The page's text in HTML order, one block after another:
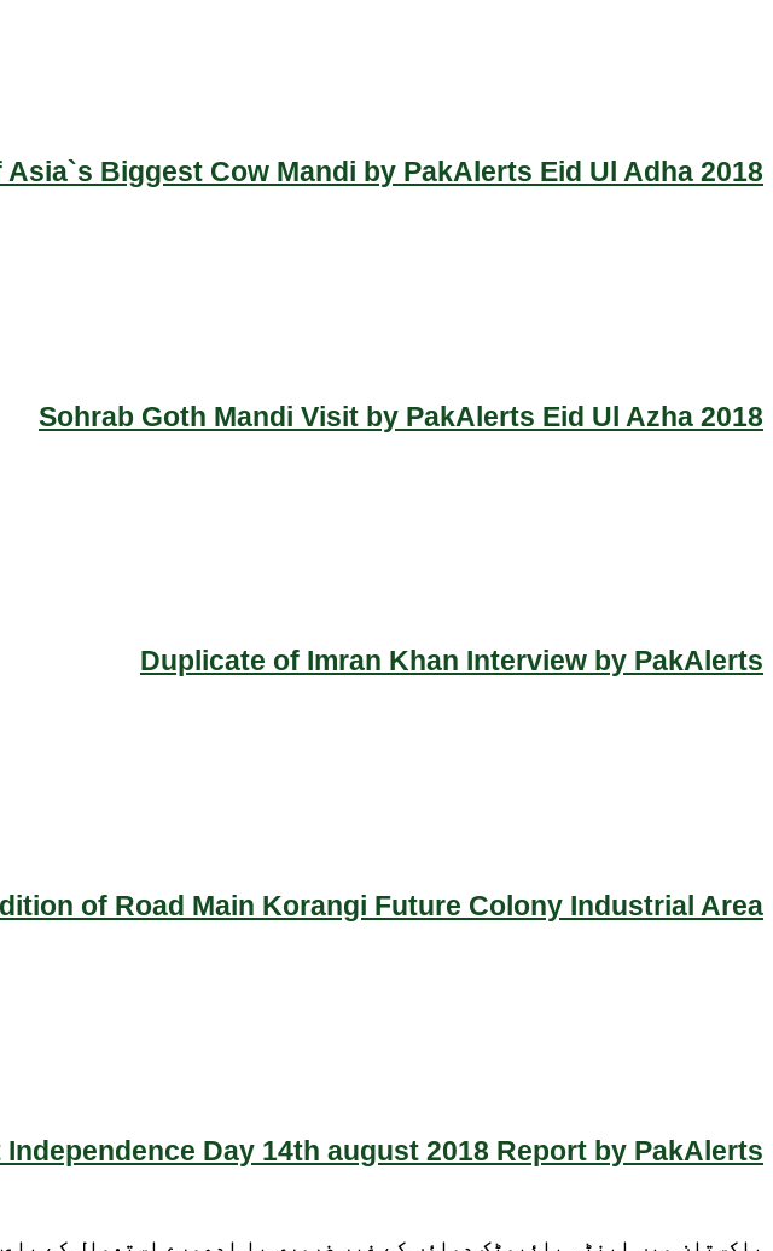
Asia`s Biggest Cow Mandi by PakAlerts Eid Ul Adha 2018
Sohrab Goth Mandi Visit by PakAlerts Eid Ul Azha 2018
Duplicate of Imran Khan Interview by PakAlerts
of Road Main Korangi Future Colony Industrial Area
Independence Day 14th august 2018 Report by PakAlerts